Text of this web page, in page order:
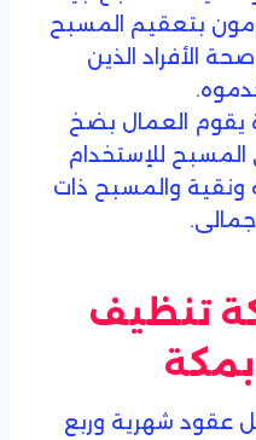
بتعقيم المسبح
الأفراد الذين
يقوم العمال بضخ
المسبح للإستخدام
ونقية والمسبح ذات
تنظيف
عقود شهرية وربع